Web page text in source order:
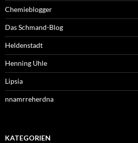
Chemieblogger
Das Schmand-Blog
Heldenstadt
Henning Uhle
Lipsia
nnamrreherdna
KATEGORIEN